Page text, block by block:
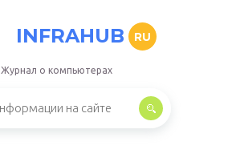
INFRAHUB RU
Журнал о компьютерах